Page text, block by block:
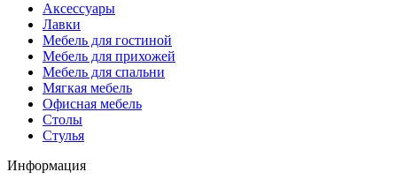
Аксессуары
Лавки
Мебель для гостиной
Мебель для прихожей
Мебель для спальни
Мягкая мебель
Офисная мебель
Столы
Стулья
Информация